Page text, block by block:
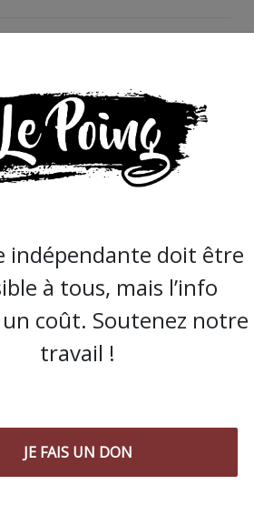
Montpellier :
rassemblement
sélection à la fac sur
indépendante doit être
à tous, mais l’info
coût. Soutenez notre
travail !
JE FAIS UN DON